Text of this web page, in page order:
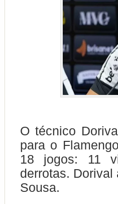
O técnico
para o
18 jogos: 11
derrotas.
Sousa.